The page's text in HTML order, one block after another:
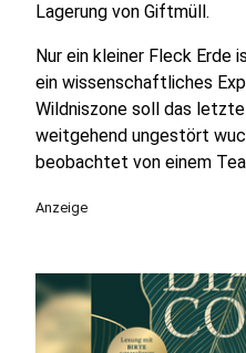
Lagerung von Giftmüll.
Nur ein kleiner Fleck Erde
ein wissenschaftliches
Wildniszone soll das
weitgehend ungestört
beobachtet von einem
Anzeige